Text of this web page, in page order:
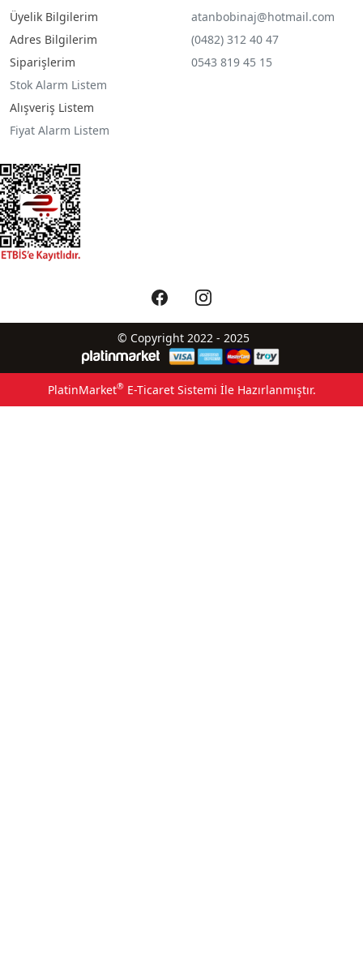
Üyelik Bilgilerim
Adres Bilgilerim
Siparişlerim
Stok Alarm Listem
Alışveriş Listem
Fiyat Alarm Listem
atanbobinaj@hotmail.com
(0482) 312 40 47
0543 819 45 15
© Copyright 2022 - 2025
PlatinMarket®E-Ticaret Sistemi İle Hazırlanmıştır.